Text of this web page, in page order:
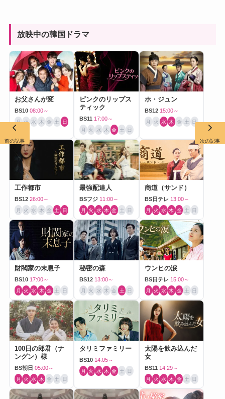
放映中の韓国ドラマ
お父さんが変
BS10 08:00～
月 火 水 木 金 土 日
ピンクのリップス
ティック
BS11 17:00～
月 火 水 木 金 土 日
ホ・ジュン
BS12 15:00～
月 火 水 木 金 土 日
工作都市
BS12 26:00～
月 火 水 木 金 土 日
最強配達人
BSフジ 11:00～
月 火 水 木 金 土 日
商道（サンド）
BS日テレ 13:00～
月 火 水 木 金 土 日
財閥家の末息子
BS10 17:00～
月 火 水 木 金 土 日
秘密の森
BS12 13:00～
月 火 水 木 金 土 日
ウンヒの涙
BS日テレ 15:00～
月 火 水 木 金 土 日
100日の郎君（ナ
ングン）様
BS朝日 05:00～
月 火 水 木 金 土 日
タリミファミリー
BS10 14:05～
月 火 水 木 金 土 日
太陽を飲み込んだ
女
BS11 14:29～
月 火 水 木 金 土 日
前の記事 次の記事